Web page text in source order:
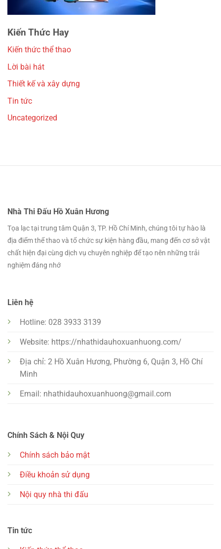
Kiến Thức Hay
Kiến thức thể thao
Lời bài hát
Thiết kế và xây dựng
Tin tức
Uncategorized
Nhà Thi Đấu Hồ Xuân Hương
Tọa lạc tại trung tâm Quận 3, TP. Hồ Chí Minh, chúng tôi tự hào là
địa điểm thể thao và tổ chức sự kiện hàng đầu, mang đến cơ sở vật
chất hiện đại cùng dịch vụ chuyên nghiệp để tạo nên những trải
nghiệm đáng nhớ
Chính Sách & Nội Quy
Chính sách bảo mật
Điều khoản sử dụng
Nội quy nhà thi đấu
Tin tức
Liên hệ
Hotline: 028 3933 3139
Website: https://nhathidauhoxuanhuong.com/
Địa chỉ: 2 Hồ Xuân Hương, Phường 6, Quận 3, Hồ Chí
Minh
Email: nhathidauhoxuanhuong@gmail.com